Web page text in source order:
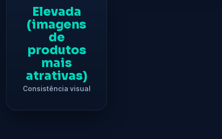
Elevada
(imagens
de
produtos
mais
atrativas)
Consistência visual